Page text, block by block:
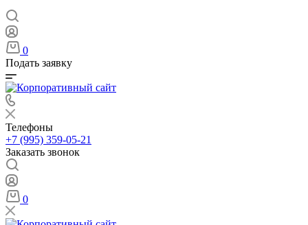
0
Подать заявку
Телефоны
+7 (995) 359-05-21
Заказать звонок
0